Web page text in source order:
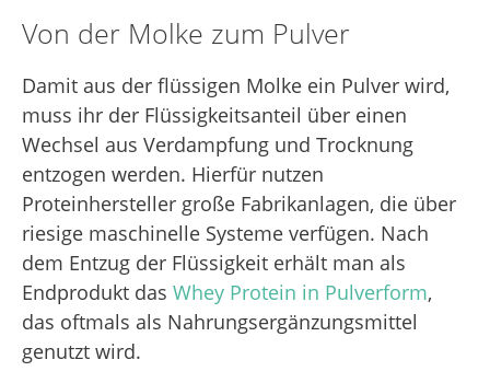
Von der Molke zum Pulver
Damit aus der flüssigen Molke ein Pulver wird,
muss ihr der Flüssigkeitsanteil über einen
Wechsel aus Verdampfung und Trocknung
entzogen werden. Hierfür nutzen
Proteinhersteller große Fabrikanlagen, die über
riesige maschinelle Systeme verfügen. Nach
dem Entzug der Flüssigkeit erhält man als
Endprodukt das Whey Protein in Pulverform,
das oftmals als Nahrungsergänzungsmittel
genutzt wird.